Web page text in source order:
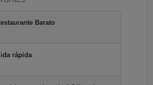
Barato
rápida